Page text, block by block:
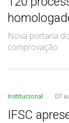
Nova portaria
comprovação
Institucional 07
IFSC